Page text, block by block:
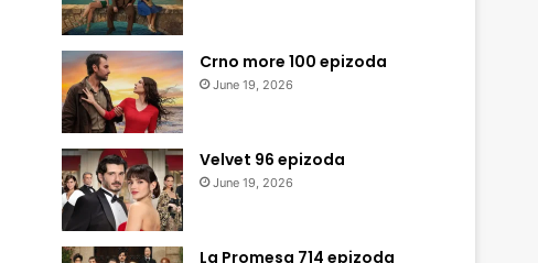
Crno more 100 epizoda
June 19, 2026
Velvet 96 epizoda
June 19, 2026
La Promesa 714 epizoda